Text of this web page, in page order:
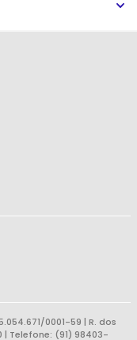
0001-59 | R. dos
| Telefone: (91) 98403-